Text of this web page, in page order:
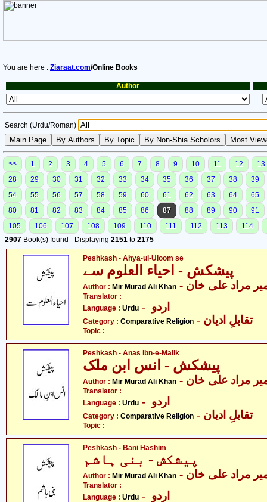
You are here : Ziaraat.com/Online Books
Author
Search (Urdu/Roman)
<< 1 2 3 4 5 6 7 8 9 10 11 12
13
28
29 30 31 32 33 34 35 36 37 38
39
54
55 56 57 58 59 60 61 62 63 64
65
80
81 82 83 84 85 86 87 88 89 90
91
105
106 107 108 109 110 111 112 113
114
2907 Book(s) found - Displaying 2151 to 2175
Peshkash - Ahya-ul-Uloom se
پیشکش - احیاء العلوم سے
Author : Mir Murad Ali Khan میر مراد علی خان
Translator :
Language : Urdu
Category : Comparative Religion - تقابلِ ادیان
Topic :
Peshkash - Anas ibn-e-Malik
پیشکش - انس ابن ملک
Author : Mir Murad Ali Khan میر مراد علی خان
Translator :
Language : Urdu
Category : Comparative Religion - تقابلِ ادیان
Topic :
Peshkash - Bani Hashim
پیشکش - بنی ہاشم
Author : Mir Murad Ali Khan میر مراد علی خان
Translator :
Language : Urdu